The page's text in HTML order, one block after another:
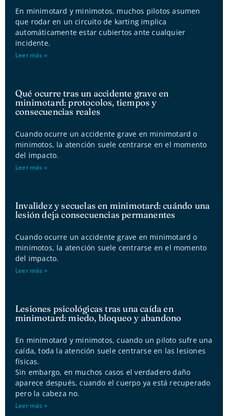
En minimotard y minimotos, muchos pilotos asumen
que rodar en un circuito de karting implica
automáticamente estar cubiertos ante cualquier
incidente.
Leer más »
Qué ocurre tras un accidente grave en
minimotard: protocolos, tiempos y
consecuencias reales
Cuando ocurre un accidente grave en minimotard o
minimotos, la atención suele centrarse en el momento
del impacto.
Leer más »
Invalidez y secuelas en minimotard: cuándo una
lesión deja consecuencias permanentes
Cuando ocurre un accidente grave en minimotard o
minimotos, la atención suele centrarse en el momento
del impacto.
Leer más »
Lesiones psicológicas tras una caída en
minimotard: miedo, bloqueo y abandono
En minimotard y minimotos, cuando un piloto sufre una
caída, toda la atención suele centrarse en las lesiones
físicas.
Sin embargo, en muchos casos el verdadero daño
aparece después, cuando el cuerpo ya está recuperado
pero la cabeza no.
Leer más »